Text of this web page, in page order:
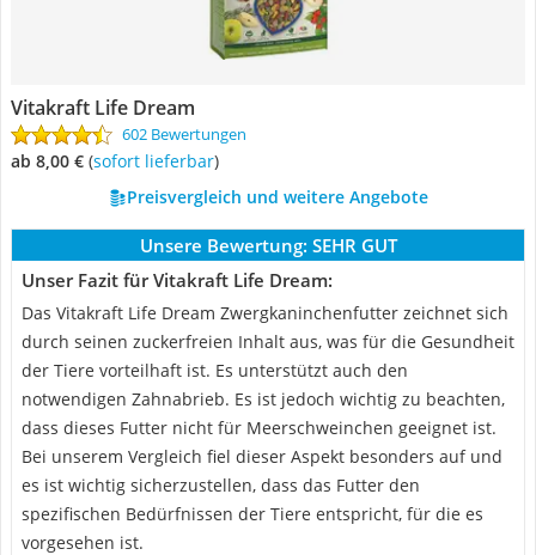
Vitakraft Life Dream
602 Bewertungen
ab 8,00 € ( Sofort lieferbar)
Preisvergleich und weitere Angebote
Unsere Bewertung: SEHR GUT
Unser Fazit für Vitakraft Life Dream:
Das Vitakraft Life Dream Zwergkaninchenfutter zeichnet sich
durch seinen zuckerfreien Inhalt aus, was für die Gesundheit
der Tiere vorteilhaft ist. Es unterstützt auch den
notwendigen Zahnabrieb. Es ist jedoch wichtig zu beachten,
dass dieses Futter nicht für Meerschweinchen geeignet ist.
Bei unserem Vergleich fiel dieser Aspekt besonders auf und
es ist wichtig sicherzustellen, dass das Futter den
spezifischen Bedürfnissen der Tiere entspricht, für die es
vorgesehen ist.